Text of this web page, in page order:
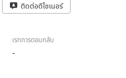
ติดต่อดีไซเนอร์
เรทการตอบกลับ
-